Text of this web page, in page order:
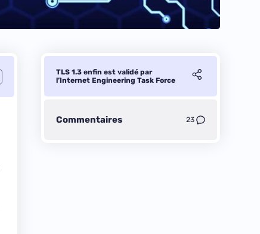
TLS 1.3 enfin est validé par
l’Internet Engineering Task Force
Commentaires 23